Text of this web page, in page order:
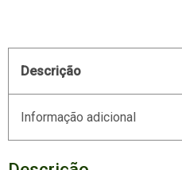
Descrição
Informação adicional